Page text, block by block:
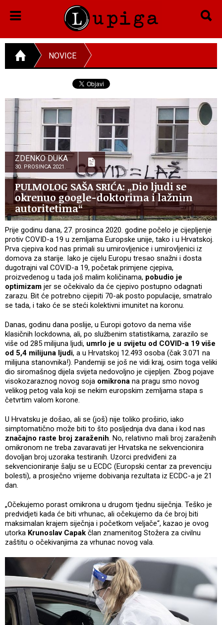
NOVICE
ZDENKO DUKA
30. PROSINCA 2021.
PULMOLOG SAŠA SRIĆA: „Dio ljudi se
okrenuo google-doktorima i lažnim
autoritetima“
Prije godinu dana, 27. prosinca 2020. godine počelo je cijepljenje
protiv COVID-a 19 u zemljama Europske unije, tako i u Hrvatskoj.
Prva cjepiva kod nas primali su umirovljenice i umirovljenici iz
domova za starije. Iako je cijelu Europu tresao snažni i dosta
dugotrajni val COVID-a 19, početak primjene cjepiva,
proizvedenog u tada još malim količinama, pobudio je
optimizam jer se očekivalo da će cjepivo postupno odagnati
zarazu. Bit će potrebno cijepiti 70-ak posto populacije, smatralo
se tada, i tako će se steći kolektivni imunitet na koronu.
Danas, godinu dana poslije, u Europi gotovo da nema više
klasičnih lockdowna, ali, po službenim statistikama, zarazilo se
više od 285 milijuna ljudi, umrlo je u svijetu od COVID-a 19 više
od 5,4 milijuna ljudi, a u Hrvatskoj 12.493 osoba (čak 3.071 na
milijuna stanovnika!). Pandemiji se još ne vidi kraj, osim toga veliki
dio siromašnog dijela svijeta nedovoljno je cijepljen. Zbog pojave
visokozaraznog novog soja omikrona na pragu smo novog
velikog petog vala koji se nekim europskim zemljama stapa s
četvrtim valom korone.
U Hrvatsku je došao, ali se (još) nije toliko proširio, iako
simptomatično može biti to što posljednja dva dana i kod nas
značajno raste broj zaraženih. No, relativno mali broj zaraženih
omikronom ne treba zavaravati jer Hrvatska ne sekvencionira
dovoljan broj uzoraka testiranih. Uzorci predviđeni za
sekvencioniranje šalju se u ECDC (Europski centar za prevenciju
bolesti), a prosječno vrijeme dobivanja rezultata iz ECDC-a je 21
dan.
„Očekujemo porast omikrona u drugom tjednu siječnja. Teško je
predvidjeti kada će biti vrhunac, ali očekujemo da će broj biti
maksimalan krajem siječnja i početkom veljače“, kazao je ovog
utorka Krunoslav Capak član znamenitog Stožera za civilnu
zaštitu o očekivanjima za vrhunac novog vala.